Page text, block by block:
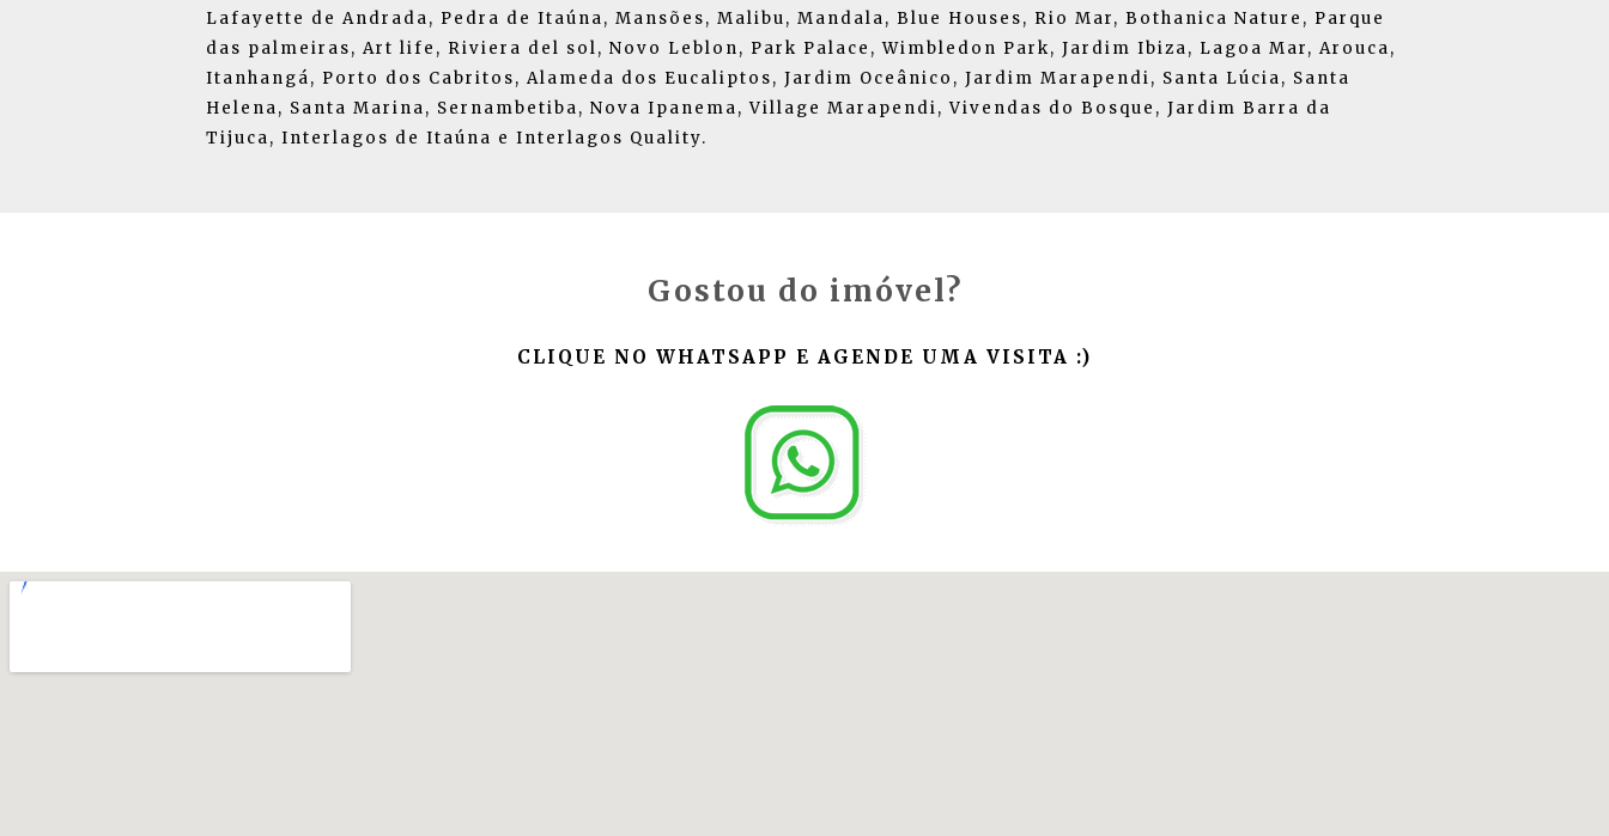
Lafayette de Andrada, Pedra de Itaúna, Mansões, Malibu, Mandala, Blue Houses, Rio Mar, Bothanica Nature, Parque
das palmeiras, Art life, Riviera del sol, Novo Leblon, Park Palace, Wimbledon Park, Jardim Ibiza, Lagoa Mar, Arouca,
Itanhangá, Porto dos Cabritos, Alameda dos Eucaliptos, Jardim Oceânico, Jardim Marapendi, Santa Lúcia, Santa
Helena, Santa Marina, Sernambetiba, Nova Ipanema, Village Marapendi, Vivendas do Bosque, Jardim Barra da
Tijuca, Interlagos de Itaúna e Interlagos Quality.
Gostou do imóvel?
CLIQUE NO WHATSAPP E AGENDE UMA VISITA :)